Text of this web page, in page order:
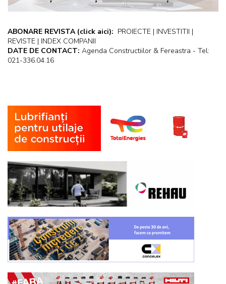
ABONARE REVISTA (click aici): PROIECTE | INVESTITII |
REVISTE | INDEX COMPANII
DATE DE CONTACT: Agenda Constructiilor & Fereastra - Tel:
021-336.04.16